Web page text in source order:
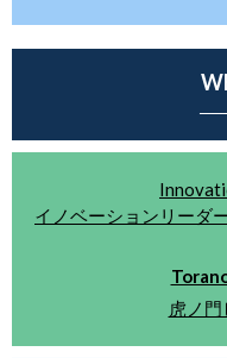
イノベーションリーダ
虎ノ門